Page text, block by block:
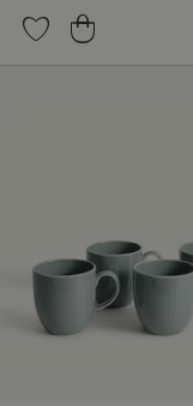
3 646 krForrige pris
5 096 kr